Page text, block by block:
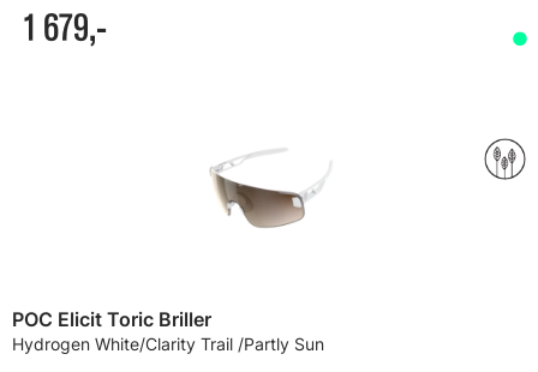
1 679,-
POC Elicit Toric Briller
Hydrogen White/Clarity Trail /Partly Sun